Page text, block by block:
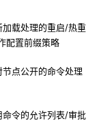
加载处理的重启/热重
配置前缀策略
节点公开的命令处理
命令的允许列表/审批